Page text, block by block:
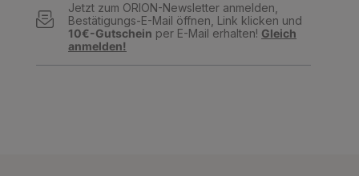
Jetzt zum ORION-Newsletter anmelden,
Bestätigungs-E-Mail öffnen, Link klicken und
10€-Gutschein per E-Mail erhalten! Gleich
anmelden!